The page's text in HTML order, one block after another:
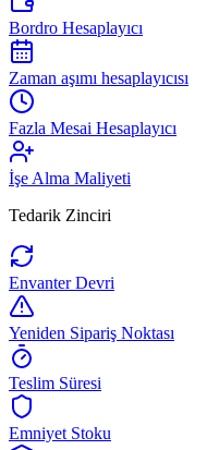
Bordro Hesaplayıcı
Zaman aşımı hesaplayıcısı
Fazla Mesai Hesaplayıcı
İşe Alma Maliyeti
Tedarik Zinciri
Envanter Devri
Yeniden Sipariş Noktası
Teslim Süresi
Emniyet Stoku